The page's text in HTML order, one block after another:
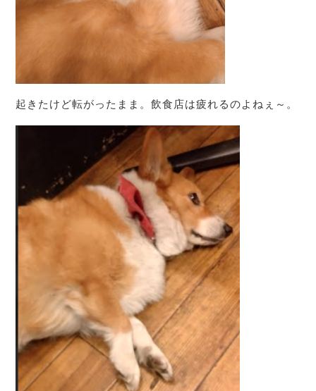
起きたけど転がったまま。飲食店は疲れるのよねぇ～。